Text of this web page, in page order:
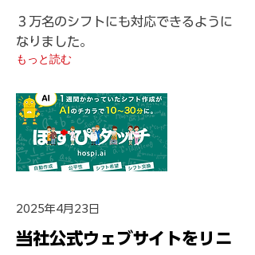
３万名のシフトにも対応できるように
なりました。
もっと読む
2025年4月23日
当社公式ウェブサイトをリニ